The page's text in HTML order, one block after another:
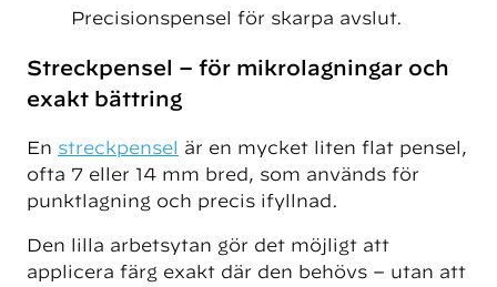
Precisionspensel för skarpa avslut.
Streckpensel – för mikrolagningar och
exakt bättring
En streckpensel är en mycket liten flat pensel,
ofta 7 eller 14 mm bred, som används för
punktlagning och precis ifyllnad.
Den lilla arbetsytan gör det möjligt att
applicera färg exakt där den behövs – utan att